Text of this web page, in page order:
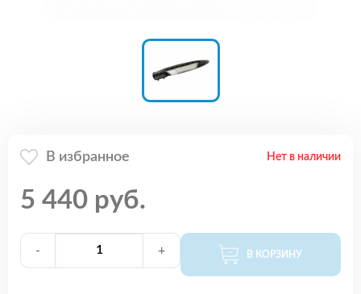
В избранное Нет в наличии
5 440 руб.
- + В КОРЗИНУ